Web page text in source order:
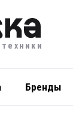
Бренды